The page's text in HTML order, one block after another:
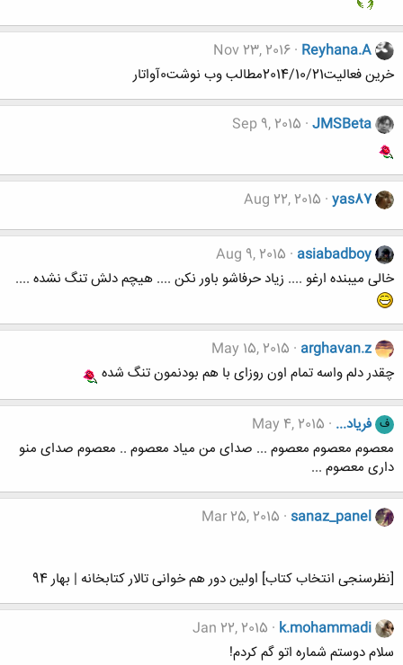
Reyhana.A
Nov 23, 2016
خرين فعاليت2014/10/21مطالب وب نوشت0آواتار
JMSBeta
Sep 9, 2015
yas87
Aug 22, 2015
asiabadboy
Aug 9, 2015
خالی میبنده ارغو .... زیاد حرفاشو باور نکن .... هیچم دلش تنگ نشده ....
arghavan.z
May 15, 2015
چقدر دلم واسه تمام اون روزای با هم بودنمون تنگ شده
ف فریاد... May 4, 2015
معصوم معصوم معصوم ... صدای من میاد معصوم .. معصوم صدای منو
داری معصوم ...
sanaz_panel
Mar 25, 2015
[نظرسنجی انتخاب کتاب] اولین دور هم خوانی تالار کتابخانه | بهار 94
k.mohammadi
Jan 22, 2015
سلام دوستم شماره اتو گم کردم!